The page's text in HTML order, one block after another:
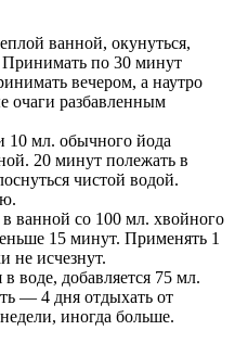
ванной, окунуться,
Принимать по 30 минут
вечером, а наутро
очаги разбавленным
10 мл. обычного йода
20 минут полежать в
чистой водой.
ванной со 100 мл. хвойного
15 минут. Применять 1
не исчезнут.
воде, добавляется 75 мл.
— 4 дня отдыхать от
иногда больше.